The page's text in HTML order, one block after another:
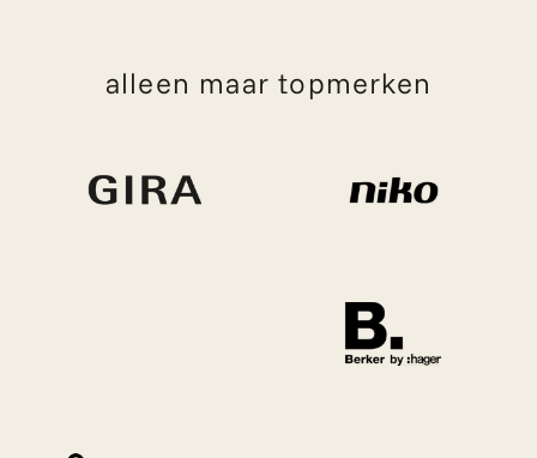
alleen maar topmerken